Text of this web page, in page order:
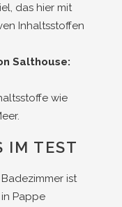
das hier mit
Inhaltsstoffen
Salthouse:
wie
IM TEST
ist
Pappe